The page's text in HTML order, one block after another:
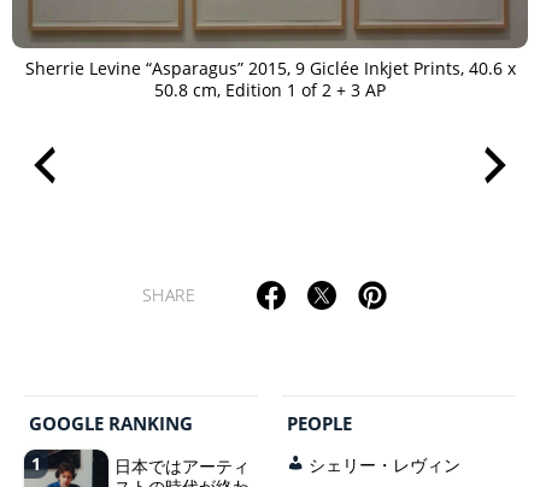
Sherrie Levine “Asparagus” 2015, 9 Giclée Inkjet Prints, 40.6 x
50.8 cm, Edition 1 of 2 + 3 AP
SHARE
GOOGLE RANKING
1
日本ではアーティ
PEOPLE
シェリー・レヴィン